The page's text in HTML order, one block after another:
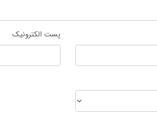
پست الکترونیک